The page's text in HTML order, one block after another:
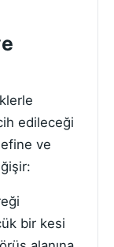
edileceği
ve
bir kesi